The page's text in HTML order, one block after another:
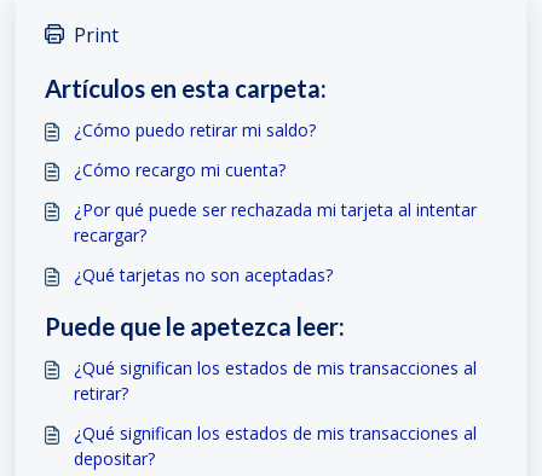
Print
Artículos en esta carpeta:
¿Cómo puedo retirar mi saldo?
¿Cómo recargo mi cuenta?
¿Por qué puede ser rechazada mi tarjeta al intentar
recargar?
¿Qué tarjetas no son aceptadas?
Puede que le apetezca leer:
¿Qué significan los estados de mis transacciones al
retirar?
¿Qué significan los estados de mis transacciones al
depositar?